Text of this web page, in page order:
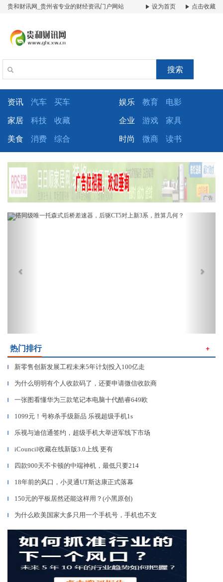
贵和财讯网_贵州省专业的财经资讯门户网站 设为首页 点击收藏
搜索
资讯 汽车 买车 娱乐 教育 电影
家居 科技 收藏 企业 游戏 家具
美食 消费 综合 时尚 微商 读书
广告
Previous
热门排行 ＋
▎ 新零售创新发展工程未来5年计划投入100亿走
▎ 为什么明明有个人收款码了，还要申请微信收款商
▎ 一张图看懂华为三款笔记本电脑十代酷睿649欧
▎ 1099元！号称杀手级新品 乐视超级手机1s
▎ 乐视与迪信通签约，超级手机大举进军线下市场
▎ iCouncil收藏在线新版3.0上线 更有
▎ 四款900天不卡顿的中端神机，最低只要214
▎ 18年前的风口，小灵通UT斯达康正式落幕
▎ 150元的平板居然还能这样用？(小黑原创)
▎ 为什么欧美国家大多只用一个手机号，手机也不支